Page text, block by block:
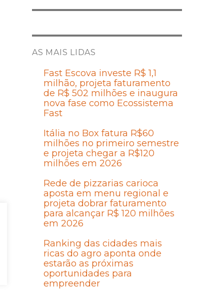
AS MAIS LIDAS
Fast Escova investe R$ 1,1
milhão, projeta faturamento
de R$ 502 milhões e inaugura
nova fase como Ecossistema
Fast
Itália no Box fatura R$60
milhões no primeiro semestre
e projeta chegar a R$120
milhões em 2026
Rede de pizzarias carioca
aposta em menu regional e
projeta dobrar faturamento
para alcançar R$ 120 milhões
em 2026
Ranking das cidades mais
ricas do agro aponta onde
estarão as próximas
oportunidades para
empreender